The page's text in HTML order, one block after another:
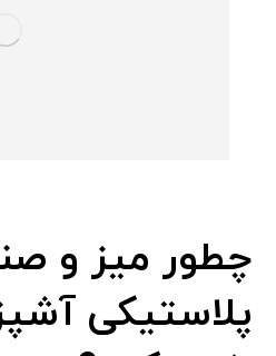
چطور میز و
پلاستیکی